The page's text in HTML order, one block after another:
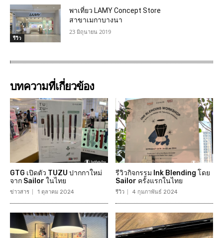
รีวิว
พาเที่ยว LAMY Concept Store
สาขาเมกาบางนา
23 มิถุนายน 2019
บทความที่เกี่ยวข้อง
GTG เปิดตัว TUZU ปากกาใหม่
จาก Sailor ในไทย
ข่าวสาร 1 ตุลาคม 2024
รีวิวกิจกรรม Ink Blending โดย
Sailor ครั้งแรกในไทย
รีวิว 4 กุมภาพันธ์ 2024